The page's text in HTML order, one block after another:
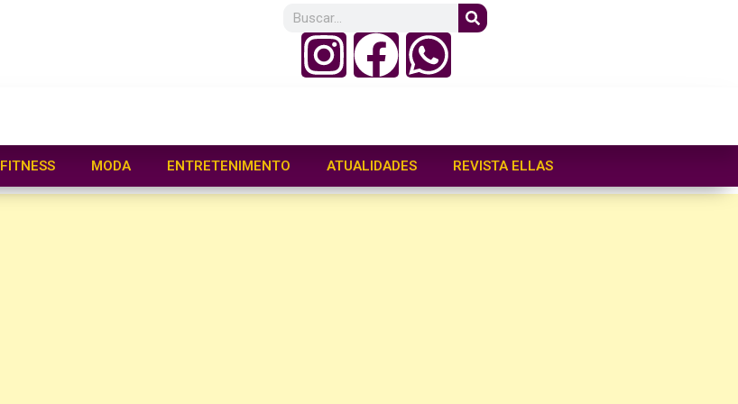
FITNESS MODA ENTRETENIMENTO ATUALIDADES REVISTA ELLAS